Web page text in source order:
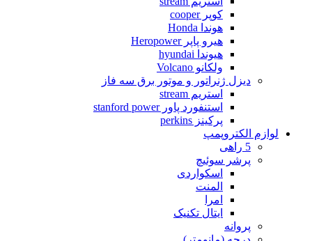
کوپر cooper
هوندا Honda
هیرو پاپر Heropower
هیوندا hyundai
ولکانو Volcano
دیزل ژنراتور و موتور برق سه فاز
استریم stream
استنفورد پاور stanford power
پرکینز perkins
لوازم الکتروپمپ
5 راهی
پرشر سوئیچ
اسکواردی
المنت
امرا
ایتال تکنیک
پروانه